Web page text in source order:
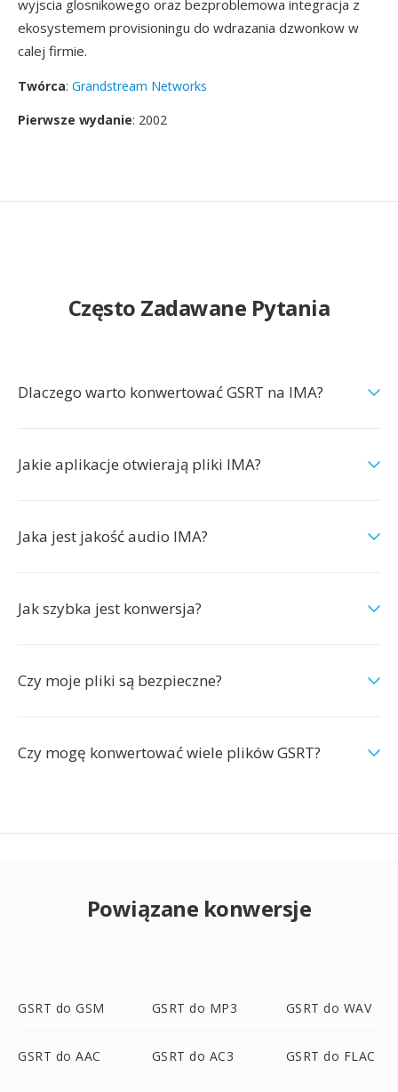
wyjscia glosnikowego oraz bezproblemowa integracja z
ekosystemem provisioningu do wdrazania dzwonkow w
calej firmie.
Twórca: Grandstream Networks
Pierwsze wydanie: 2002
Często Zadawane Pytania
Dlaczego warto konwertować GSRT na IMA?
Jakie aplikacje otwierają pliki IMA?
Jaka jest jakość audio IMA?
Jak szybka jest konwersja?
Czy moje pliki są bezpieczne?
Czy mogę konwertować wiele plików GSRT?
Powiązane konwersje
GSRT do GSM GSRT do MP3 GSRT do WAV
GSRT do AAC GSRT do AC3 GSRT do FLAC